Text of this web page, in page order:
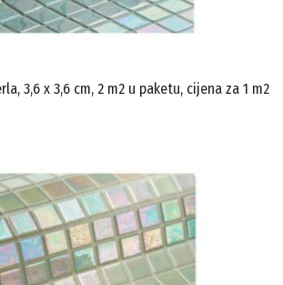
3,6 x 3,6 cm, 2 m2 u paketu, cijena za 1 m2